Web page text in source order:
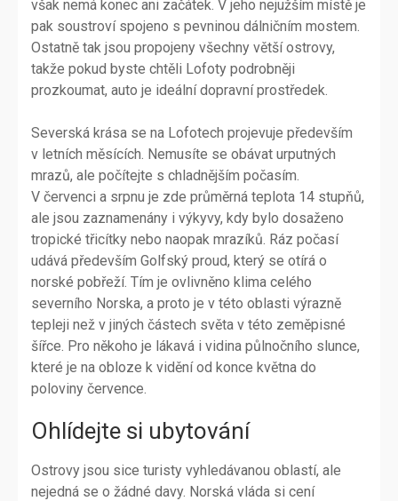
však nemá konec ani začátek. V jeho nejužším místě je
pak soustroví spojeno s pevninou dálničním mostem.
Ostatně tak jsou propojeny všechny větší ostrovy,
takže pokud byste chtěli Lofoty podrobněji
prozkoumat, auto je ideální dopravní prostředek.
Severská krása se na Lofotech projevuje především
v letních měsících. Nemusíte se obávat urputných
mrazů, ale počítejte s chladnějším počasím.
V červenci a srpnu je zde průměrná teplota 14 stupňů,
ale jsou zaznamenány i výkyvy, kdy bylo dosaženo
tropické třicítky nebo naopak mrazíků. Ráz počasí
udává především Golfský proud, který se otírá o
norské pobřeží. Tím je ovlivněno klima celého
severního Norska, a proto je v této oblasti výrazně
tepleji než v jiných částech světa v této zeměpisné
šířce. Pro někoho je lákavá i vidina půlnočního slunce,
které je na obloze k vidění od konce května do
poloviny července.
Ohlídejte si ubytování
Ostrovy jsou sice turisty vyhledávanou oblastí, ale
nejedná se o žádné davy. Norská vláda si cení